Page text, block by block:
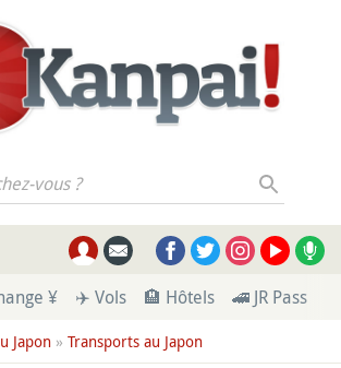
vous ?
¥ ✈️ Vols 🏨 Hôtels 🚄 JR Pass
Japon » Transports au Japon